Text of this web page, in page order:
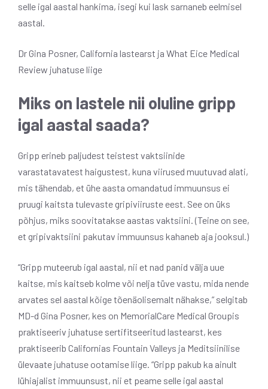
selle igal aastal hankima, isegi kui lask sarnaneb eelmisel
aastal.
Dr Gina Posner, California lastearst ja What Eice Medical
Review juhatuse liige
Miks on lastele nii oluline gripp
igal aastal saada?
Gripp erineb paljudest teistest vaktsiinide
varastatavatest haigustest, kuna viirused muutuvad alati,
mis tähendab, et ühe aasta omandatud immuunsus ei
pruugi kaitsta tulevaste gripiviiruste eest. See on üks
põhjus, miks soovitatakse aastas vaktsiini. (Teine on see,
et gripivaktsiini pakutav immuunsus kahaneb aja jooksul.)
“Gripp muteerub igal aastal, nii et nad panid välja uue
kaitse, mis kaitseb kolme või nelja tüve vastu, mida nende
arvates sel aastal kõige tõenäolisemalt nähakse,” selgitab
MD-d Gina Posner, kes on MemorialCare Medical Groupis
praktiseeriv juhatuse sertifitseeritud lastearst, kes
praktiseerib Californias Fountain Valleys ja Meditsiinilise
ülevaate juhatuse ootamise liige. “Gripp pakub ka ainult
lühiajalist immuunsust, nii et peame selle igal aastal